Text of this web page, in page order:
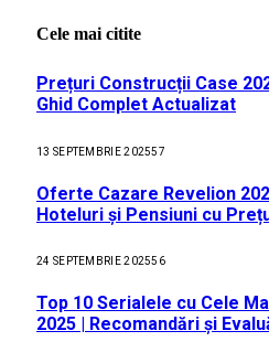
Cele mai citite
Prețuri Construcții Case
Ghid Complet Actualizat
13 SEPTEMBRIE 202557
Oferte Cazare Revelion
Hoteluri și Pensiuni cu
24 SEPTEMBRIE 202556
Top 10 Serialele cu Cele
2025 | Recomandări și